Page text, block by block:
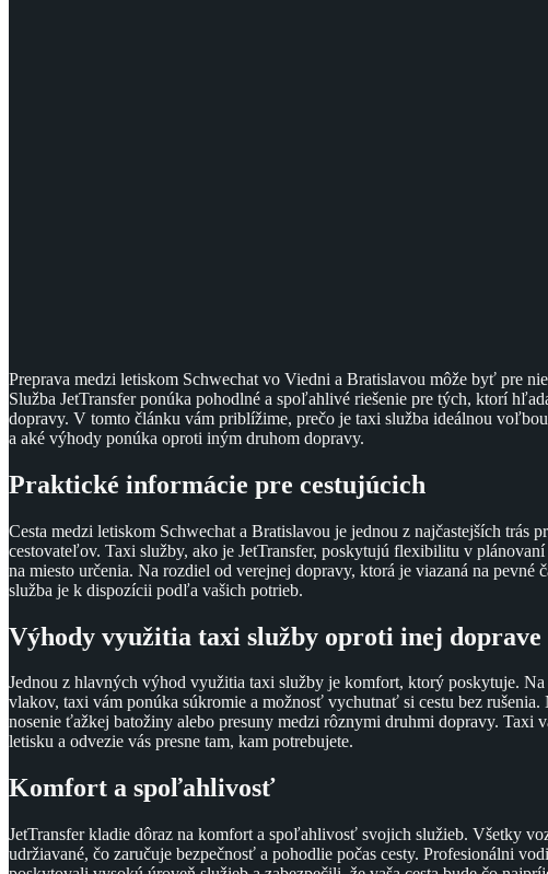
Preprava medzi letiskom Schwechat vo Viedni a Bratislavou môže byť pre
Služba JetTransfer ponúka pohodlné a spoľahlivé riešenie pre tých, ktorí
dopravy. V tomto článku vám priblížime, prečo je taxi služba ideálnou
a aké výhody ponúka oproti iným druhom dopravy.
Praktické informácie pre cestujúcich
Cesta medzi letiskom Schwechat a Bratislavou je jednou z najčastejších trás
cestovateľov. Taxi služby, ako je JetTransfer, poskytujú flexibilitu v
na miesto určenia. Na rozdiel od verejnej dopravy, ktorá je viazaná na pevné
služba je k dispozícii podľa vašich potrieb.
Výhody využitia taxi služby oproti inej doprave
Jednou z hlavných výhod využitia taxi služby je komfort, ktorý poskytuje.
vlakov, taxi vám ponúka súkromie a možnosť vychutnať si cestu bez rušenia.
nosenie ťažkej batožiny alebo presuny medzi rôznymi druhmi dopravy. Taxi
letisku a odvezie vás presne tam, kam potrebujete.
Komfort a spoľahlivosť
JetTransfer kladie dôraz na komfort a spoľahlivosť svojich služieb. Všetky
udržiavané, čo zaručuje bezpečnosť a pohodlie počas cesty. Profesionálni